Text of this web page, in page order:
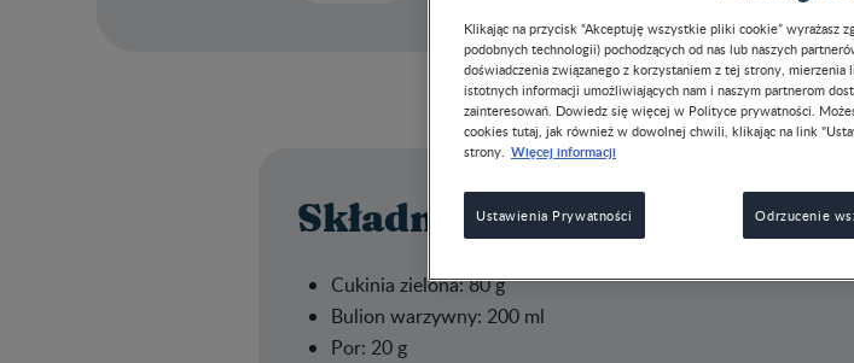
Składniki
​Cukinia zielona: 80 g
Bulion warzywny: 200 ml
Por: 20 g
Klikając na przycisk “Akceptuję wszystkie pliki cookie” wyrażasz
podobnych technologii) pochodzących od nas lub naszych
doświadczenia związanego z korzystaniem z tej strony,
istotnych informacji umożliwiających nam i naszym partnerom
zainteresowań. Dowiedz się więcej w Polityce prywatności.
cookies tutaj, jak również w dowolnej chwili, klikając na link
strony. Więcej informacji
Ustawienia Prywatności Odrzucenie